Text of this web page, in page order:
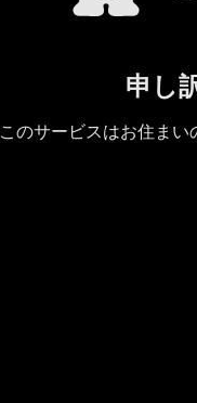
申し
このサービスはお住まい